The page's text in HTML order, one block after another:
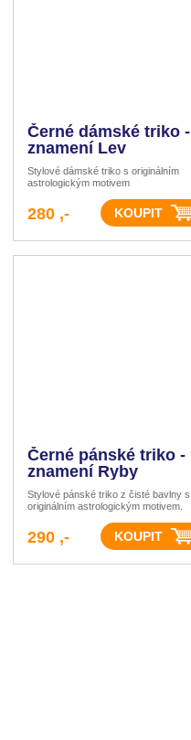
Černé dámské triko -
znamení Lev
Stylové dámské triko s originálním
astrologickým motivem
280 ,-
Černé pánské triko -
znamení Ryby
Stylové pánské triko z čisté bavlny s
originálním astrologickým motivem.
290 ,-